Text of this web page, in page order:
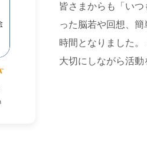
皆さまからも「い
った脳若や回想、
時間となりました
大切にしながら活動